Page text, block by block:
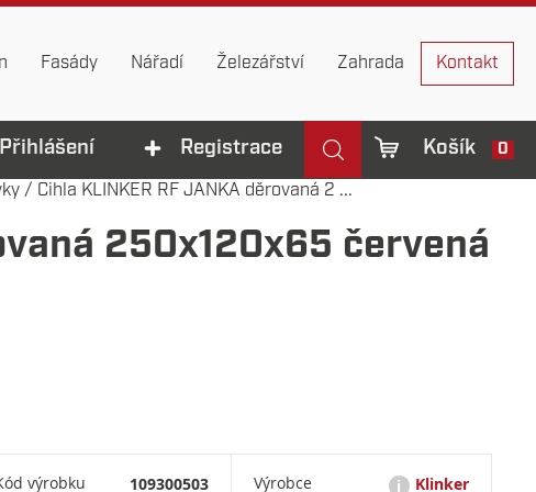
Fasády Nářadí Železářství Zahrada Kontakt
Přihlášení Registrace Košík 0
/ Cihla KLINKER RF JANKA děrovaná 2 ...
250x120x65 červená
výrobku 109300503 Výrobce i Klinker